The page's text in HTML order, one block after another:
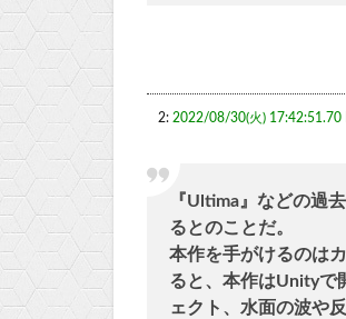
2: 2022/08/30(火) 17:42:51.70
『Ultima』などの過
るとのことだ。
本作を手がけるのは
ると、本作はUnityで
ェクト、水面の波や